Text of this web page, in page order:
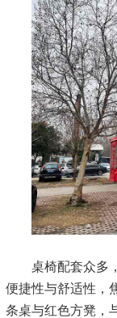
桌椅配套众多
便捷性与舒适性，
条桌与红色方凳，